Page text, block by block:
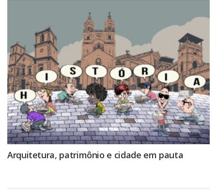
Arquitetura, patrimônio e cidade em pauta